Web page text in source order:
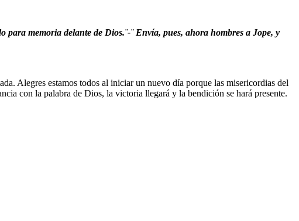
memoria delante de Dios.¨-¨ Envía, pues, ahora hombres a Jope, y
Alegres estamos todos al iniciar un nuevo día porque las misericordias del
con la palabra de Dios, la victoria llegará y la bendición se hará presente.